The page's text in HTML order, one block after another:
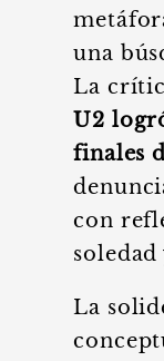
una
La
U2
finales
con
soledad
La